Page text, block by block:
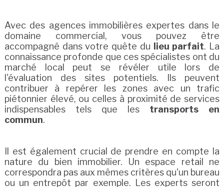
Avec des agences immobilières expertes dans le
domaine commercial, vous pouvez être
accompagné dans votre quête du
lieu parfait. La
connaissance profonde que ces spécialistes ont du
marché local peut se révéler utile lors de
l'évaluation des sites potentiels. Ils peuvent
contribuer à repérer les zones avec un trafic
piétonnier élevé, ou celles à proximité de services
indispensables tels que les transports en
commun.
Il est également crucial de prendre en compte la
nature du bien immobilier. Un espace retail ne
correspondra pas aux mêmes critères qu'un bureau
ou un entrepôt par exemple. Les experts seront